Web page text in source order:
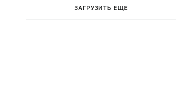
Зеленский впервые прибыл в Сербию
ЗАГРУЗИТЬ ЕЩЕ